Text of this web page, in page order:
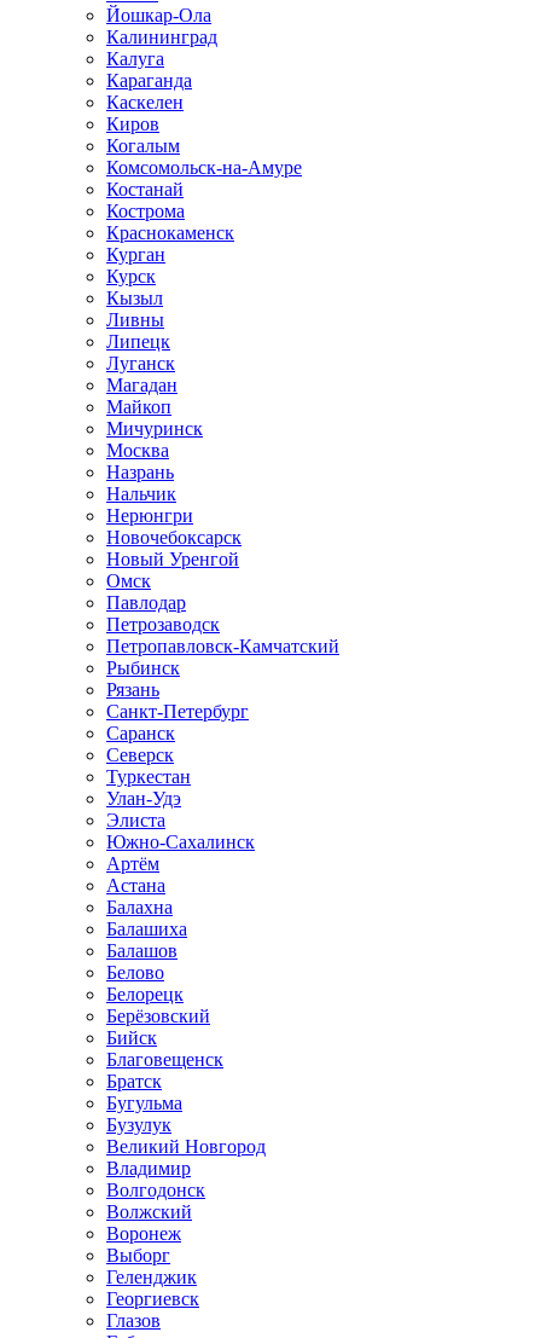
Йошкар-Ола
Калининград
Калуга
Караганда
Каскелен
Киров
Когалым
Комсомольск-на-Амуре
Костанай
Кострома
Краснокаменск
Курган
Курск
Кызыл
Ливны
Липецк
Луганск
Магадан
Майкоп
Мичуринск
Москва
Назрань
Нальчик
Нерюнгри
Новочебоксарск
Новый Уренгой
Омск
Павлодар
Петрозаводск
Петропавловск-Камчатский
Рыбинск
Рязань
Санкт-Петербург
Саранск
Северск
Туркестан
Улан-Удэ
Элиста
Южно-Сахалинск
Артём
Астана
Балахна
Балашиха
Балашов
Белово
Белорецк
Берёзовский
Бийск
Благовещенск
Братск
Бугульма
Бузулук
Великий Новгород
Владимир
Волгодонск
Волжский
Воронеж
Выборг
Геленджик
Георгиевск
Глазов